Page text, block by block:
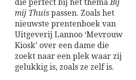
die perfect bij het thema Bij
mij Thuis passen. Zoals het
nieuwste prentenboek van
Uitgeverij Lannoo ‘Mevrouw
Kiosk’ over een dame die
zoekt naar een plek waar zij
gelukkig is, zoals ze zelf is.